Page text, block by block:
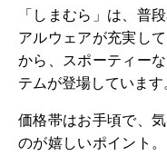
「しまむら」は、普
アルウェアが充実し
から、スポーティー
テムが登場しています
価格帯はお手頃で、
のが嬉しいポイント